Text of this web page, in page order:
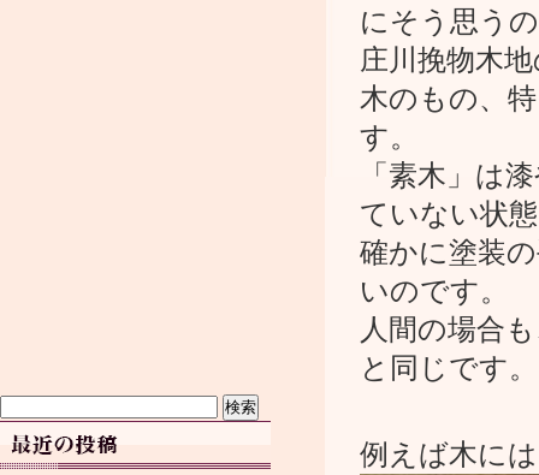
にそう思う
庄川挽物木
木のもの、
す。
「素木」は
ていない状
確かに塗装
いのです。
人間の場合
と同じです。
例えば木に
索: